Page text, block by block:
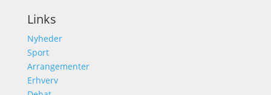
Links
Nyheder
Sport
Arrangementer
Erhverv